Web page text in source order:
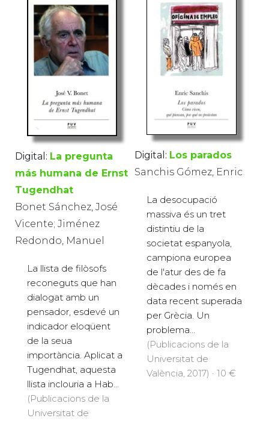
Digital: La pregunta
más humana de Ernst
Tugendhat
Bonet Sánchez, José
Vicente; Jiménez
Redondo, Manuel
La llista de filòsofs
reconeguts que han
dialogat amb un
pensador, esdevé un
indicador eloqüent
de la seua
importància. Aplicat a
Tugendhat, aquesta
llista inclouria a Hab...
(Publicacions de la
Universitat de
Digital: Los parados
Sanchis Gómez, Enric
La desocupació
massiva és un tret
distintiu de la
societat espanyola,
campiona europea
de l'atur des de fa
dècades i només en
data recent superada
per Grècia. Un
problema...
(Publicacions de la
Universitat de
València, 2017) · 10 €